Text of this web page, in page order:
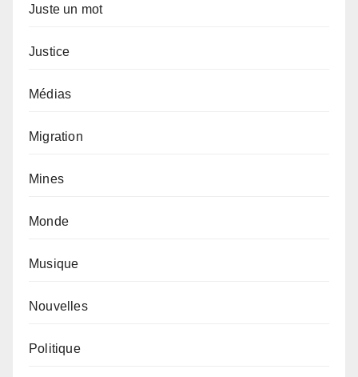
Juste un mot
Justice
Médias
Migration
Mines
Monde
Musique
Nouvelles
Politique